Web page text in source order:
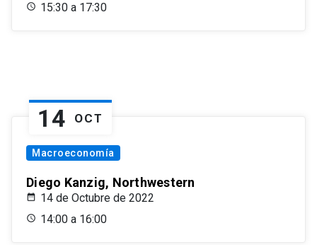
15:30 a 17:30
14 OCT
Macroeconomía
Diego Kanzig, Northwestern
14 de Octubre de 2022
14:00 a 16:00